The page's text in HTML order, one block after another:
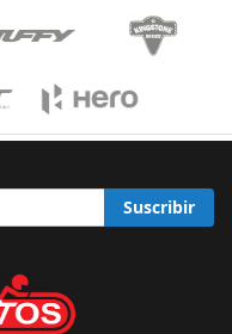
Suscribir